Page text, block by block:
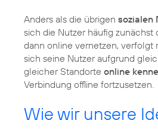
Anders als die übrigen sozialen
sich die Nutzer häufig zunächst
dann online vernetzen, verfolgt
sich seine Nutzer aufgrund
gleicher Standorte online
Verbindung offline fortzusetzen.
Wie wir unsere